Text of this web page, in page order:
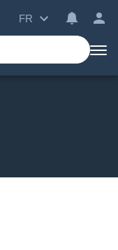
FR